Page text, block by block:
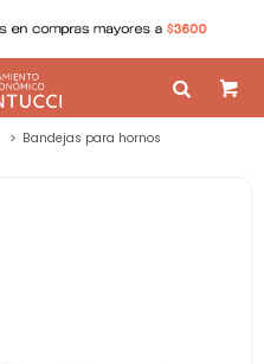
Bandejas para hornos